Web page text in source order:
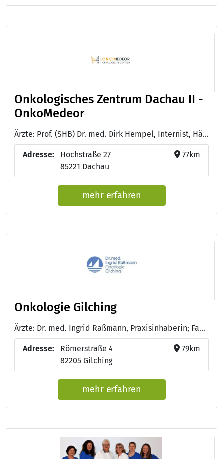
Onkologisches Zentrum Dachau II -
OnkoMedeor
Ärzte: Prof. (SHB) Dr. med. Dirk Hempel, Internist, Hämatologe, Onkologe, Palliativmediziner - Dr. med. Ewa Rückel, Fachärztin für Innere Medizin, Hämatologie und Onkologie - Dr. med. Kristina Schenck, Fachärztin für Innere Medizin, Hämatologie und Onkologie
Adresse:
Hochstraße 27
85221 Dachau
77km
mehr erfahren
Onkologie Gilching
Ärzte: Dr. med. Ingrid Raßmann, Praxisinhaberin; Fachärztin für Hämatologie und Onkologie; Ärztin für Palliativmedizin - Dr. med. W. Abenhardt, Facharzt für Hämatologie und Onkologie - Astrid Kranz, Medizinische Fachangestellte; Zusatzausbildung onkologische Fachkraft; Praxismanagement - Anette Lenninger, MBA; Krankenschwester; Zusatzausbildung onkologische Fachkraft - Marita Young, Medizinische Fachangestellte - Nelly Raßmann, Duale Studentin -Gesundheitsmanagement
Adresse:
Römerstraße 4
82205 Gilching
79km
mehr erfahren